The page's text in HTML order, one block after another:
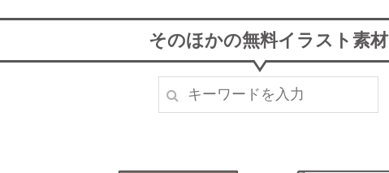
そのほかの無料イラスト素材